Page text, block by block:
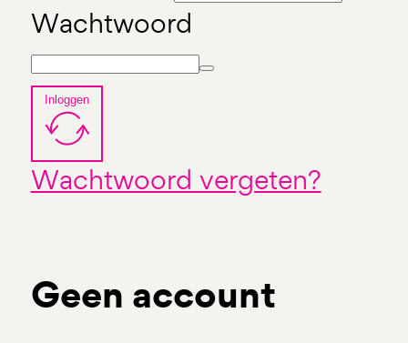
Wachtwoord
Inloggen
Wachtwoord vergeten?
Geen account